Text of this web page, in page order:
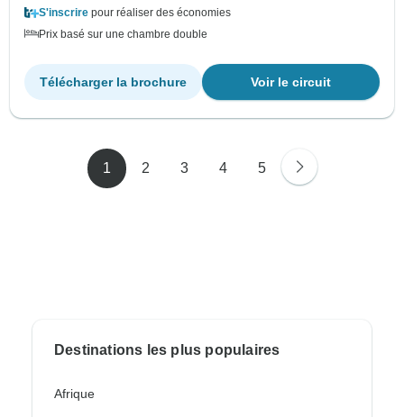
S'inscrire pour réaliser des économies
Prix basé sur une chambre double
Voir le circuit
Télécharger la brochure
1 2 3 4 5
Destinations les plus populaires
Afrique